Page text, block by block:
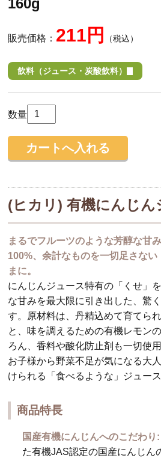
160g
販売価格： 211円 （税込）
飲料（ジュース・炭酸飲料）
数量
(ヒカリ) 有機にんじん
まるでフルーツのような芳醇な甘
100%、余計なものを一切足さない
まに。
にんじんジュース特有の「くせ」
な甘みを最大限に引き出した、驚
す。原材料は、丹精込めて育てら
と、味を調えるための有機レモン
ろん、香料や酸化防止剤も一切使
お子様から野菜不足が気になる大
けられる「食べるような」ジュース
商品特長
国産有機にんじんへのこだわり:
た有機JAS認定の国産にんじん